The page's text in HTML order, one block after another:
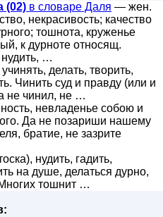
(02) в словаре Даля — жен.
некрасивость; качество
тошнота, круженье
к дурноте относящ.
…
делать, творить,
Чинить суд и правду (или и
не чинил, не …
невладенье собою и
Да не позариши нашему
братие, не зазрите
нудить, гадить,
на душе, делаться дурно,
тошнит …